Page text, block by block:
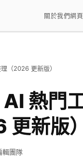
關於我們網
（2026 更新版）
熱門
更新版
輯團隊